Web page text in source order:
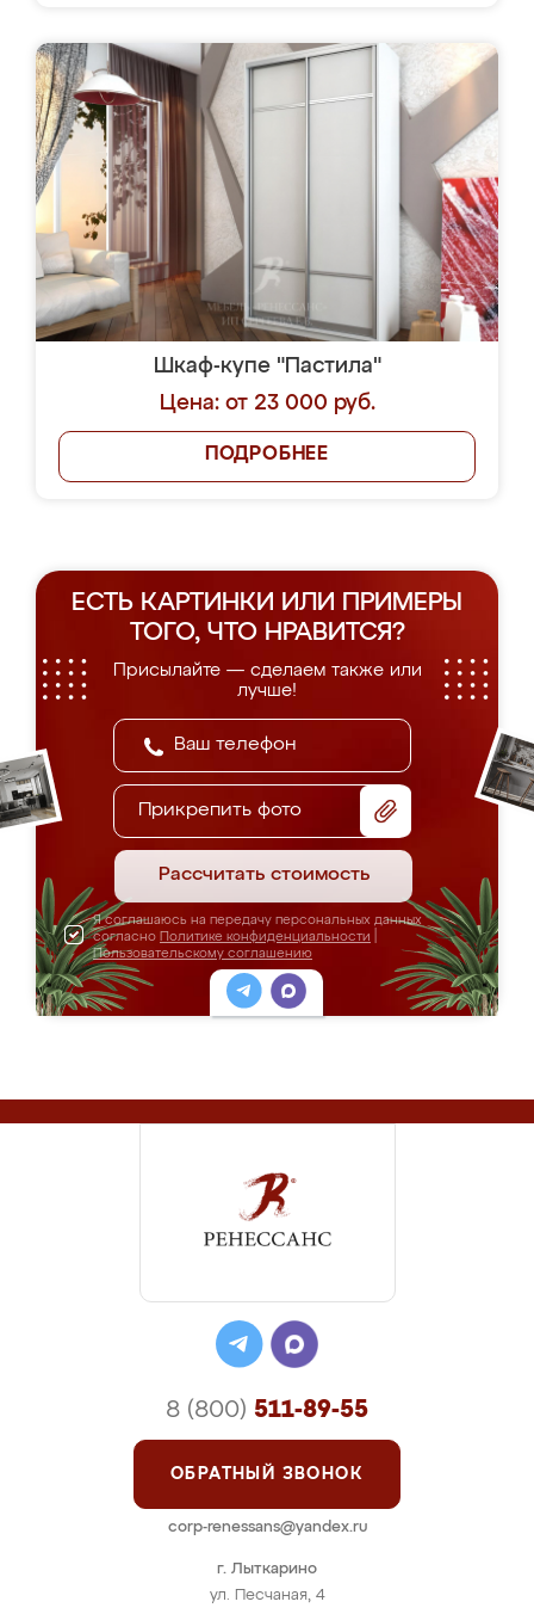
Шкаф-купе "Пастила"
Цена: от 23 000 руб.
ПОДРОБНЕЕ
ЕСТЬ КАРТИНКИ ИЛИ ПРИМЕРЫ
ТОГО, ЧТО НРАВИТСЯ?
Присылайте — сделаем также или
лучше!
Прикрепить фото
Рассчитать стоимость
Я соглашаюсь на передачу персональных данных
согласно Политике конфиденциальности
Пользовательскому соглашению
г. Лыткарино
ул. Песчаная, 4
8 (800) 511-89-55
ОБРАТНЫЙ ЗВОНОК
corp-renessans@yandex.ru